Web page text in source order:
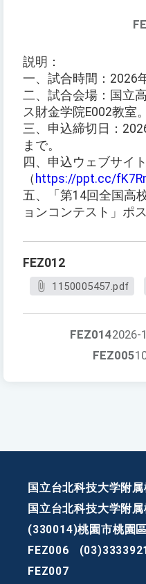
説明：
一、試合時間：2026
二、試合会場：国立
ス財金学院E002教室。
三、申込締切日：
まで。
四、申込ウェブサイ
（ https://ppt.cc/
五、「第14回全国高
ョンコンテスト」ポ
FEZ012
1150005457.pdf
FEZ0142026-
FEZ005
国立台北科技大学附
国立台北科技大学附
(330014)桃園市桃園
FEZ006
FEZ007